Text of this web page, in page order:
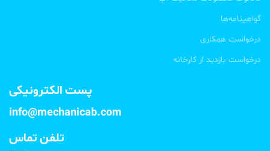
گواهینامه‌ها
درخواست همکاری
درخواست بازدید از کارخانه
پست الکترونیکی
info@mechanicab.com
تلفن تماس